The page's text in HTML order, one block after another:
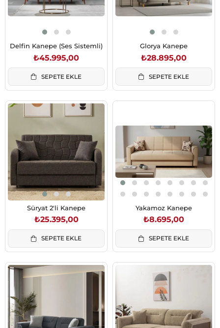
Delfin Kanepe (Ses Sistemli)
₺45.995,00
SEPETE EKLE
Glorya Kanepe
₺28.895,00
SEPETE EKLE
Süryat 2'li Kanepe
₺25.395,00
SEPETE EKLE
Yakamoz Kanepe
₺8.695,00
SEPETE EKLE